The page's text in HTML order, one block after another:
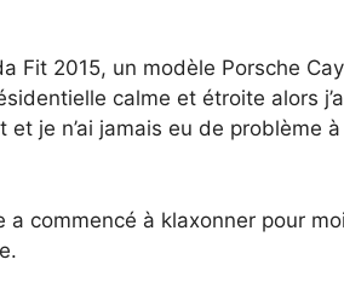
Fit 2015, un modèle Porsche
calme et étroite alors
je n’ai jamais eu de problème
commencé à klaxonner pour